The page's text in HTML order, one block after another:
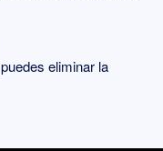
puedes eliminar la